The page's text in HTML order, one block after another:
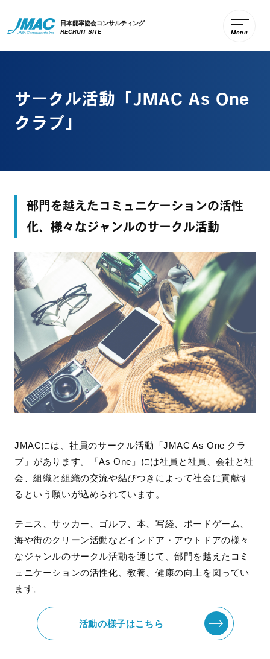
日本能率協会コンサルティング
RECRUIT SITE Menu
サークル活動「JMAC As One
クラブ」
部門を越えたコミュニケーションの活性
化、様々なジャンルのサークル活動
JMACには、社員のサークル活動「JMAC As One クラ
ブ」があります。「As One」には社員と社員、会社と社
会、組織と組織の交流や結びつきによって社会に貢献す
るという願いが込められています。
テニス、サッカー、ゴルフ、本、写経、ボードゲーム、
海や街のクリーン活動などインドア・アウトドアの様々
なジャンルのサークル活動を通じて、部門を越えたコミ
ュニケーションの活性化、教養、健康の向上を図ってい
ます。
活動の様子はこちら